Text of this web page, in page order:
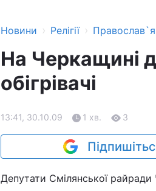
Новини › Релігії › Православ`я
На Черкащині
обігрівачі
13:41, 30.10.09 1 хв. 3
Депутати Смілянської райради